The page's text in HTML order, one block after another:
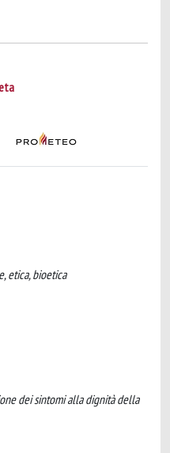
etica, bioetica
dei sintomi alla dignità della